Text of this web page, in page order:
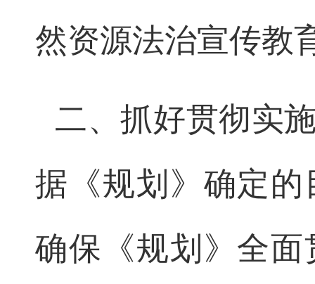
然资源法治宣传教
二、抓好贯彻实
据《规划》确定
确保《规划》全